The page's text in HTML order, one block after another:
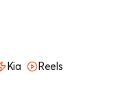
Kia Reels